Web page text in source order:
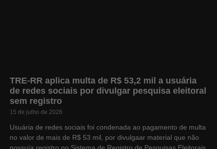
TRE-RR aplica multa de R$ 53,2 mil a usuária
de redes sociais por divulgar pesquisa eleitoral
sem registro
15 de julho de 2026
Usuária de redes sociais foi condenada ao pagamento de multa
no valor de mais de R$ 53 mil, por divulgaar material que não
possuía registro no Sistema de Registro de Pesquisas Eleitorais